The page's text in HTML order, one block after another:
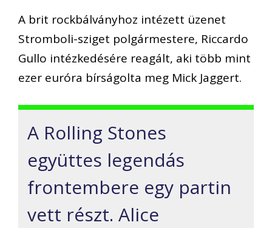
A brit rockbálványhoz intézett üzenet
Stromboli-sziget polgármestere, Riccardo
Gullo intézkedésére reagált, aki több mint
ezer euróra bírságolta meg Mick Jaggert.
A Rolling Stones
együttes legendás
frontembere egy partin
vett részt. Alice